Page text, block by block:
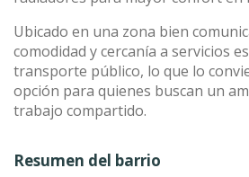
Ubicado en una zona bien
comodidad y cercanía a servicios
transporte público, lo que lo
opción para quienes buscan un
trabajo compartido.
Resumen del barrio